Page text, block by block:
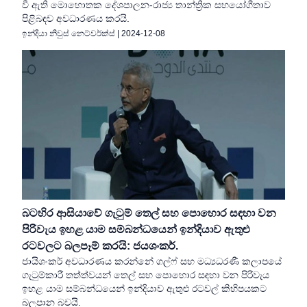
වී ඇති මොහොතක දේශපාලන-රාජ්‍ය තාන්ත්‍රික සහයෝගීතාව
පිළිබඳව අවධාරණය කරයි.
ඉන්දියා නිවුස් නෙට්වර්ක්ස් | 2024-12-08
බටහිර ආසියාවේ ගැටුම් තෙල් සහ පොහොර සඳහා වන
පිරිවැය ඉහළ යාම සම්බන්ධයෙන් ඉන්දියාව ඇතුළු
රටවලට බලපෑම් කරයි: ජයශංකර්.
ජායිශංකර් අවධාරණය කරන්නේ ගල්ෆ් සහ මධ්‍යධරණී කලාපයේ
ගැටුම්කාරී තත්ත්වයන් තෙල් සහ පොහොර සඳහා වන පිරිවැය
ඉහළ යාම සම්බන්ධයෙන් ඉන්දියාව ඇතුළු රටවල් කිහිපයකට
බලපාන බවයි.